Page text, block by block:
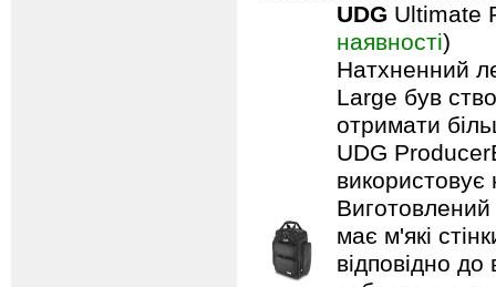
UDG Ultimate
наявності)
Натхненний
Large був
отримати
UDG
має м'які
відповідно